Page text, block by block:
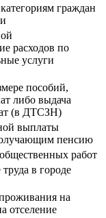
граждан
расходов по
услуги
пособий,
либо выдача
(в ДТСЗН)
выплаты
пенсию
работ
в городе
на
отселение